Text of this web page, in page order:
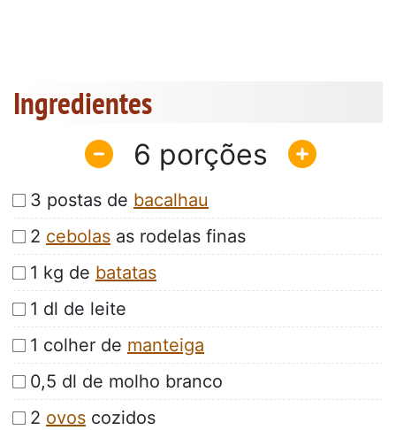
Ingredientes
6
3 postas de bacalhau
2 cebolas as rodelas finas
1 kg de batatas
1 dl de leite
1 colher de manteiga
0,5 dl de molho branco
2 ovos cozidos